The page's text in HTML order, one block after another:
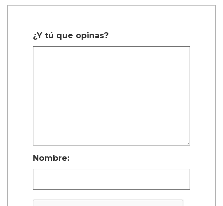
¿Y tú que opinas?
Nombre: